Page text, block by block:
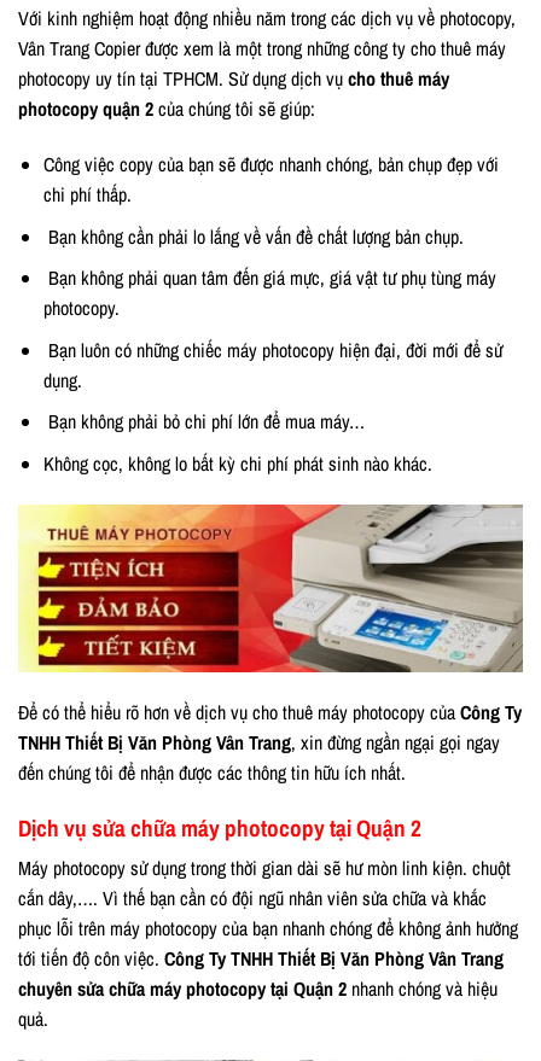
Với kinh nghiệm hoạt động nhiều năm trong các dịch vụ về photocopy,
Vân Trang Copier được xem là một trong những công ty cho thuê máy
photocopy uy tín tại TPHCM. Sử dụng dịch vụcho thuê máy
photocopy quận 2của chúng tôi sẽ giúp:
Công việc copy của bạn sẽ được nhanh chóng, bản chụp đẹp với
chi phí thấp.
Bạn không cần phải lo lắng về vấn đề chất lượng bản chụp.
Bạn không phải quan tâm đến giá mực, giá vật tư phụ tùng máy
photocopy.
Bạn luôn có những chiếc máy photocopy hiện đại, đời mới để sử
dụng.
Bạn không phải bỏ chi phí lớn để mua máy…
Không cọc, không lo bất kỳ chi phí phát sinh nào khác.
Để có thể hiểu rõ hơn về dịch vụ cho thuê máy photocopy củaCông Ty
TNHH Thiết Bị Văn Phòng Vân Trang, xin đừng ngần ngại gọi ngay
đến chúng tôi để nhận được các thông tin hữu ích nhất.
Dịch vụ sửa chữa máy photocopy tại Quận 2
Máy photocopy sử dụng trong thời gian dài sẽ hư mòn linh kiện. chuột
cắn dây,…. Vì thế bạn cần có đội ngũ nhân viên sửa chữa và khắc
phục lỗi trên máy photocopy của bạn nhanh chóng để không ảnh hưởng
tới tiến độ côn việc. Công Ty TNHH Thiết Bị Văn Phòng Vân Trang
chuyên sửa chữa máy photocopy tại Quận 2 nhanh chóng và hiệu
quả.